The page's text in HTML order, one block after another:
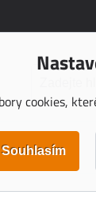
cookies,
KE STAŽENÍ